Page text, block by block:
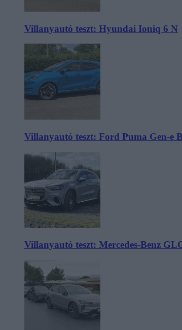
Villanyautó teszt: Hyundai Ioniq 6 N
Villanyautó teszt: Ford Puma Gen-e
Villanyautó teszt: Mercedes-Benz